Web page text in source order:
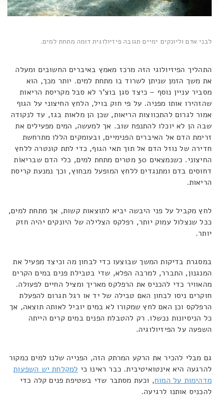
לבני אדם וליונקים ימיים תגובה פיזיולוגית דומה מתחת למים.
התהליך הפיזיולוגי הזה מרכז מאמץ באיברים החשובים ומעלה
את משך הזמן שניתן לשרוד בו מתחת למים. יותר מכך, הוא
מסביר עניין נוסף – כיצד סגן בוצ'ר לא סבל מקריסת הריאות
שהזהירו אותו מפניה. על פי חוק בויל, הלחץ החיצוני על הגוף
אמור לגרום להתכווצות הריאות, שכן הן מלאות בגז, עד לנקודה
שבה הן לא יוכלו להתנפח שוב. אך למעשה, המים מפעילים את
זרימת הדם אל האיברים הפנימיים, ובעומקים הללו מתרחשת
חדירה של נוזל הדם אל תוך תאי הגוף, כדי לתת קונטרה ללחץ
החיצוני. כשנמצאים 30 מטרים מתחת למים, כלי הדם שבריאוֹת
דחוסים בדם ומתנגדים ללחץ המופעל מבחוץ, וכך נמנעת קריסת
הריאות.
לחץ מקביל על פני היבשה יביא לתוצאות קשות, אך מתחת למים,
ככל שנצלול עמוק יותר, רפלקס הצלילה של היונקים יהיה חזק
יותר.
במסגרת בדיקות המשך שבוצעו כדי לבחון מה וכיצד מפעיל את
המנגנון, התברר, למרבה הפלא, שדי בטבילת פנים במים הקרים
מהאוויר כדי להכניס את הרפלקס מאריך ומציל החיים לפעולה.
חוקרים ניסו לבחון האם טבילה של יד או רגל תגרום להפעלת
הרפלקס וכן האם לחץ שמקורו לא במים יוביל לאותה תוצאה, אך
כל הניסיונות נכשלו. רק להטבלת הפנים במים קרים הייתה
השפעה על הפיזיולוגיה.
גם מבלי להכיר את הרקע המרתק הזה, הפנייה שלנו למים כמקור
להרגעה היא אינטואיטיבית. כבר ראינו כי למקלחת יש השפעות
מדהימות על המוח, וכעת מסתבר שדי בשטיפת פנים קלה כדי
להכניס אותנו לרגיעה.